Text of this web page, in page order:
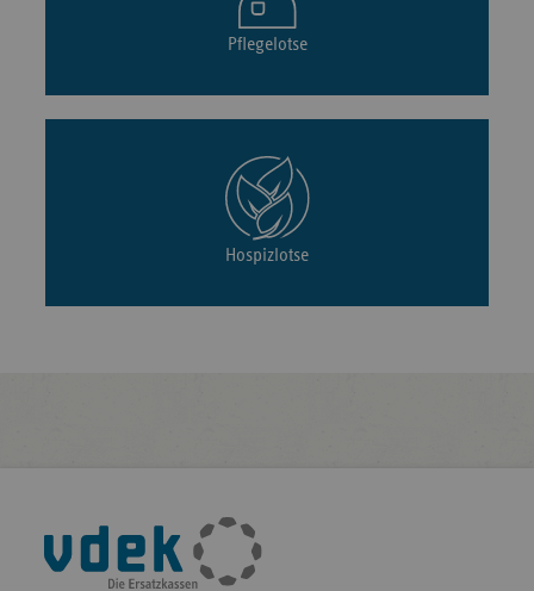
Pflegelotse
Hospizlotse
Fußleisten-
Navigation